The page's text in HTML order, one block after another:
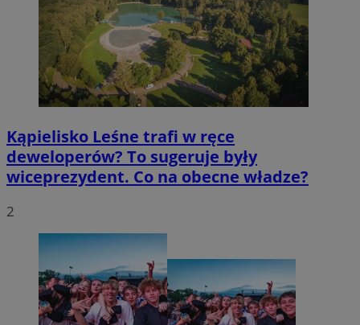
Kąpielisko Leśne trafi w ręce
deweloperów? To sugeruje były
wiceprezydent. Co na obecne władze?
2